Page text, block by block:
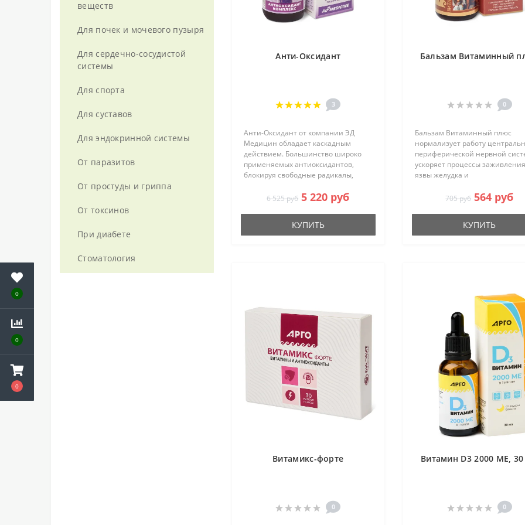
0
0
0
Новь
Нутрикон
Полезное питание
Уролизин
Рициниол
Эфирные масла
веществ
Для почек и мочевого пузыря
Для сердечно-сосудистой
системы
Для спорта
Для суставов
Для эндокринной системы
От паразитов
От простуды и гриппа
От токсинов
При диабете
Стоматология
Анти-Оксидант
3
Анти-Оксидант от компании ЭД
Медицин обладает каскадным
действием. Большинство широко
применяемых антиоксидантов,
блокируя свободные радикалы,
Ингредиенты Анти-Оксиданта
способны постоянно оставаться в
активной форме и нейтрал..
6 525 руб 5 220 руб
КУПИТЬ
Бальзам Витаминный
0
Бальзам Витаминный плюс
нормализует работу
периферической нервной
ускоряет процессы заживления
язвы желудка и
способствует нормальному
процессов роста, развития и
пролиферации тканей,
705 руб 564 руб
КУПИТЬ
Витамикс-форте
0
Витамин D3 2000 МЕ,
0